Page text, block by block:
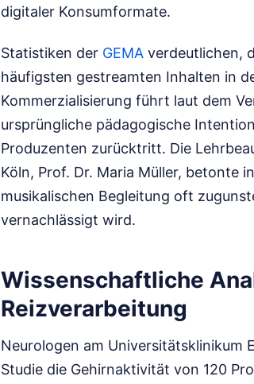
digitaler Konsumformate.
Statistiken der GEMA verdeutlichen,
häufigsten gestreamten Inhalten in
Kommerzialisierung führt laut dem
ursprüngliche pädagogische
Produzenten zurücktritt. Die
Köln, Prof. Dr. Maria Müller, betonte
musikalischen Begleitung oft
vernachlässigt wird.
Wissenschaftliche
Reizverarbeitung
Neurologen am
Studie die Gehirnaktivität von 120